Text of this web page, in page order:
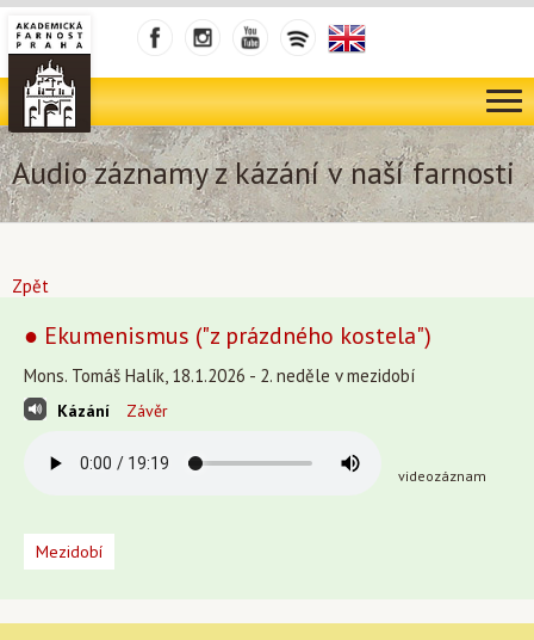
Audio záznamy z kázání v naší farnosti
Zpět
● Ekumenismus ("z prázdného kostela")
Mons. Tomáš Halík, 18.1.2026 - 2. neděle v mezidobí
Kázání Závěr
videozáznam
Mezidobí